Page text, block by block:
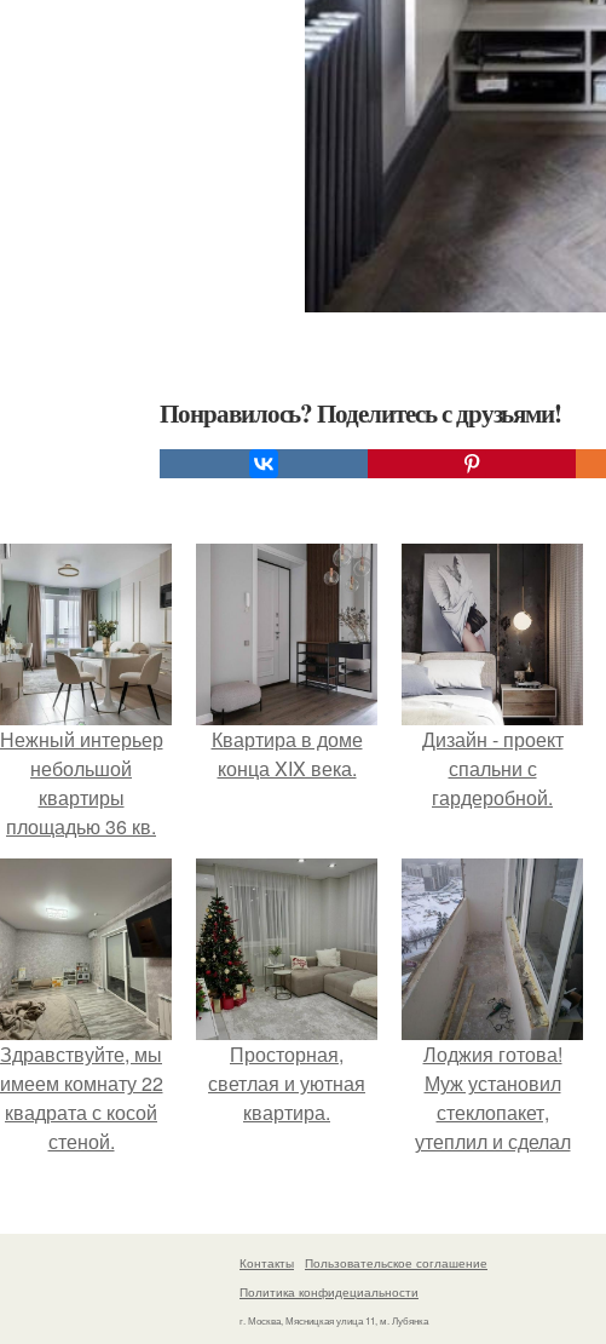
Понравилось? Поделитесь с друзьями!
Нежный интерьер
небольшой
квартиры
площадью 36 кв.
Квартира в доме
конца XIX века.
Дизайн - проект
спальни с
гардеробной.
Здравствуйте, мы
имеем комнату 22
квадрата с косой
стеной.
Просторная,
светлая и уютная
квартира.
Лоджия готова!
Муж установил
стеклопакет,
утеплил и сделал
Контакты
Пользовательское соглашение
Политика конфидециальности
г. Москва, Мясницкая улица 11, м. Лубянка